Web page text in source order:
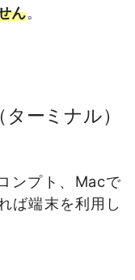
ん。
ーミナル）
ンプト、Macで
ば端末を利用し